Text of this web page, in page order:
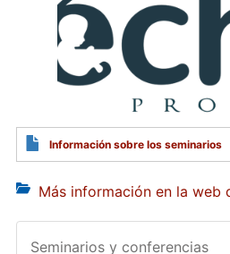
Información sobre los seminarios
Más información en la web
Seminarios y conferencias